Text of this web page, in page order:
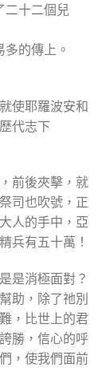
二十二個兒
的傳上。
使耶羅波安和
代志下
前後夾擊，就
司也吹號，正
人的手中，亞
兵有五十萬！
是消極面對？
助，除了祂別
，比世上的君
勝，信心的呼
，使我們面前